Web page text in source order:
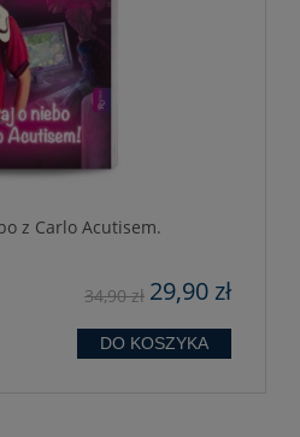
z Carlo Acutisem.
29,90 zł
34,90 zł
DO KOSZYKA